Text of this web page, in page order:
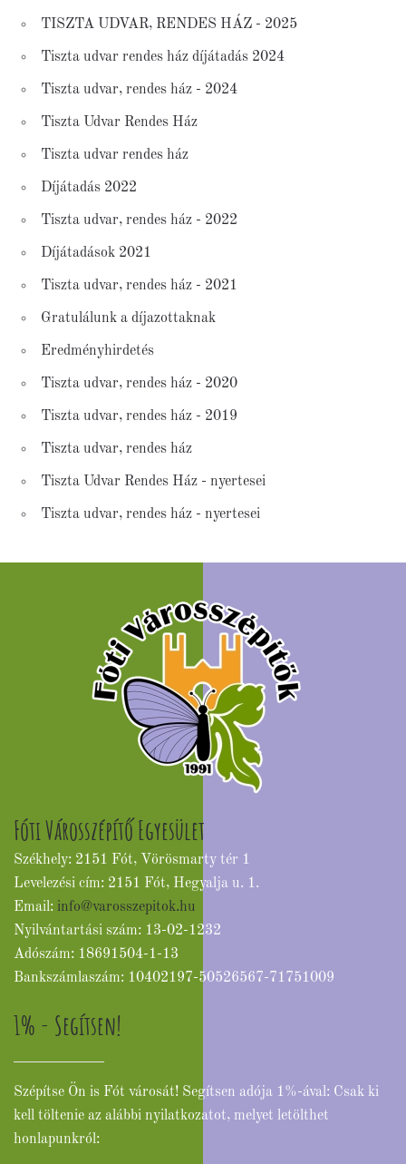
TISZTA UDVAR, RENDES HÁZ - 2025
Tiszta udvar rendes ház díjátadás 2024
Tiszta udvar, rendes ház - 2024
Tiszta Udvar Rendes Ház
Tiszta udvar rendes ház
Díjátadás 2022
Tiszta udvar, rendes ház - 2022
Díjátadások 2021
Tiszta udvar, rendes ház - 2021
Gratulálunk a díjazottaknak
Eredményhirdetés
Tiszta udvar, rendes ház - 2020
Tiszta udvar, rendes ház - 2019
Tiszta udvar, rendes ház
Tiszta Udvar Rendes Ház - nyertesei
Tiszta udvar, rendes ház - nyertesei
Fóti Városszépítő Egyesület
Székhely: 2151 Fót, Vörösmarty tér 1
Levelezési cím: 2151 Fót, Hegyalja u. 1.
Email: info@varosszepitok.hu
Nyilvántartási szám: 13-02-1232
Adószám: 18691504-1-13
Bankszámlaszám: 10402197-50526567-71751009
1% - Segítsen!
Szépítse Ön is Fót városát! Segítsen adója 1%-ával: Csak ki
kell töltenie az alábbi nyilatkozatot, melyet letölthet
honlapunkról: